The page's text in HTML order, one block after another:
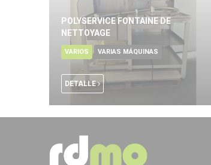
POLYSERVICE FONTAINE DE
NETTOYAGE
VARIOS VARIAS MÁQUINAS
DETALLE